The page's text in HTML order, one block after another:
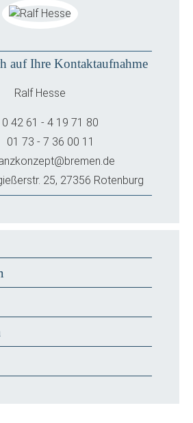
auf Ihre Kontaktaufnahme
Ralf Hesse
0 42 61 - 4 19 71 80
01 73 - 7 36 00 11
25, 27356 Rotenburg